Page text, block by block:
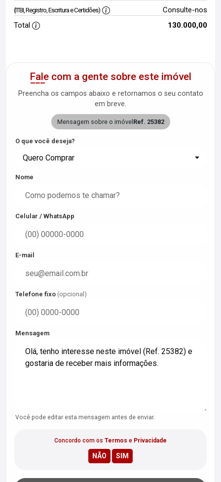
(ITBI, Registro, Escritura e Certidões)
Consulte-nos
Total
130.000,00
Fale com a gente sobre este imóvel
Preencha os campos abaixo e retornamos o seu contato
em breve.
Mensagem sobre o imóvel Ref. 25382
O que você deseja?
Quero Comprar
Nome
Celular / WhatsApp
E-mail
Telefone fixo (opcional)
Mensagem
Você pode editar esta mensagem antes de enviar.
Concordo com os Termos e Privacidade